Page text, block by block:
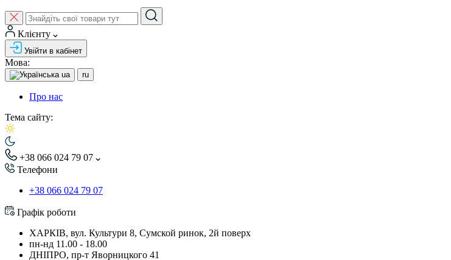
Клієнту
Увійти в кабінет
Мова:
ua ru
Про нас
Тема сайту:
+38 066 024 79 07
Телефони
+38 066 024 79 07
Графік роботи
ХАРКІВ, вул. Культури 8, Сумской ринок, 2й поверх
пн-нд 11.00 - 18.00
ДНІПРО, пр-т Яворницкого 41